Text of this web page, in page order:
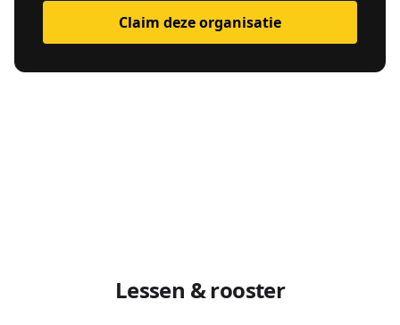
Claim deze organisatie
Lessen & rooster